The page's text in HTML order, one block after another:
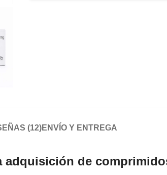
(12)ENVÍO Y ENTREGA
adquisición de